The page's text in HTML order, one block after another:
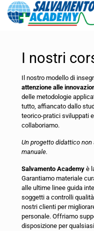
I nostri
Il nostro modello di
attenzione alle
delle metodologie
tutto, affiancato dallo
teorico-pratici sviluppati
collaboriamo.
Un progetto didattico
manuale.
Salvamento Academy è
Garantiamo materiale
alle ultime linee guida
soggetti a controlli
nostri clienti per
personale. Offriamo
disposizione per